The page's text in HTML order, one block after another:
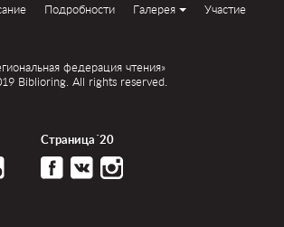
Подробности Галерея
Участие
федерация чтения»
Biblioring. All rights reserved.
Страница´20